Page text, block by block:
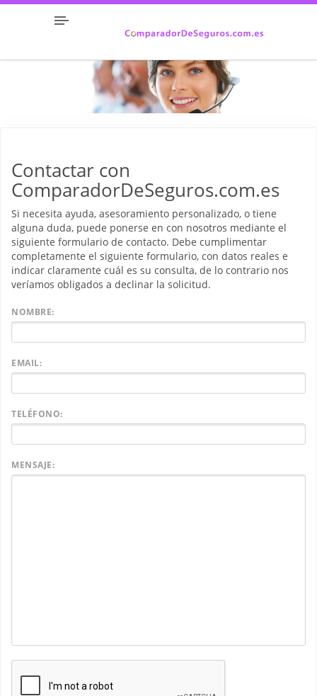
Contactar con
ComparadorDeSeguros.com.es
Si necesita ayuda, asesoramiento personalizado, o tiene
alguna duda, puede ponerse en con nosotros mediante el
siguiente formulario de contacto. Debe cumplimentar
completamente el siguiente formulario, con datos reales e
indicar claramente cuál es su consulta, de lo contrario nos
veríamos obligados a declinar la solicitud.
NOMBRE:
EMAIL:
TELÉFONO:
MENSAJE: